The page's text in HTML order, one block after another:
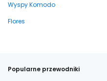
Wyspy Komodo
Flores
Popularne przewodniki